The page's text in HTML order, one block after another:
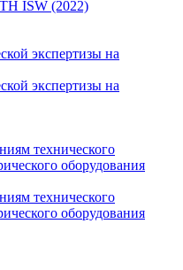
ТН ISW (2022)
экспертизы на
экспертизы на
технического
оборудования
технического
оборудования